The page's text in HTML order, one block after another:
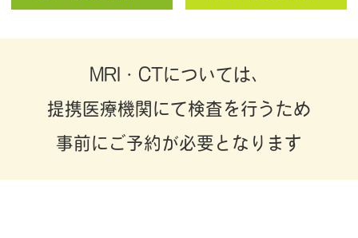
MRI・CTについては、
提携医療機関にて検査を行うため
事前にご予約が必要となります